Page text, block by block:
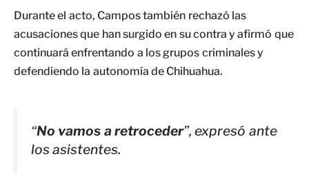
Durante el acto, Campos también rechazó las
acusaciones que han surgido en su contra y afirmó que
continuará enfrentando a los grupos criminales y
defendiendo la autonomía de Chihuahua.
“No vamos a retroceder”, expresó ante
los asistentes.